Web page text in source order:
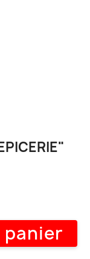
panier